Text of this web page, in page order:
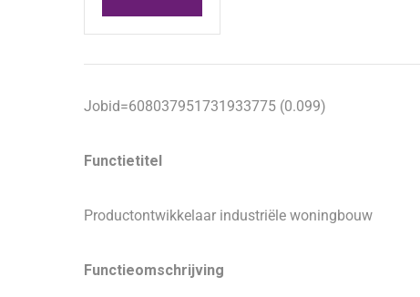
Jobid=608037951731933775 (0.099)
Functietitel
Productontwikkelaar industriële woningbouw
Functieomschrijving